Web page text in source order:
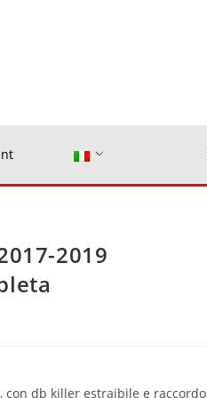
2019
con db killer estraibile e raccordo